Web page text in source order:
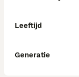
Leeftijd
Generatie